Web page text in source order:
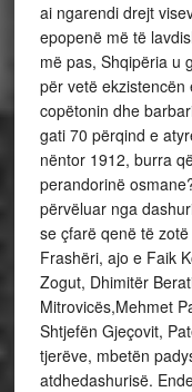
ai ngarendi drejt
epopenë më të
më pas, Shqipëria u
për vetë
copëtonin dhe
gati 70 përqind e
nëntor 1912, burra
perandorinë
përvëluar nga
se çfarë qenë të
Frashëri, ajo e Faik
Zogut, Dhimitër
Mitrovicës,Mehmet
Shtjefën Gjeçovit,
tjerëve, mbetën
atdhedashurisë.